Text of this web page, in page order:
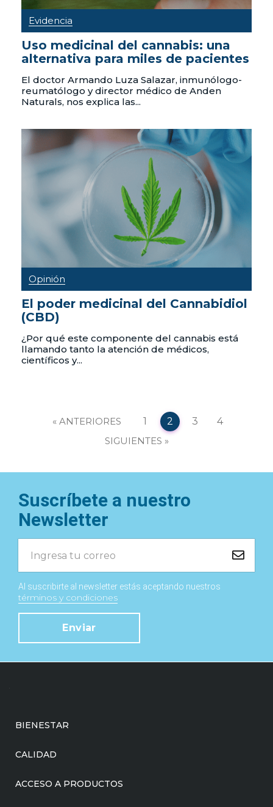
Evidencia
Uso medicinal del cannabis: una
alternativa para miles de pacientes
El doctor Armando Luza Salazar, inmunólogo-
reumatólogo y director médico de Anden
Naturals, nos explica las...
Opinión
El poder medicinal del Cannabidiol
(CBD)
¿Por qué este componente del cannabis está
llamando tanto la atención de médicos,
científicos y...
entradas
ANTERIORES 1 2 3
4
SIGUIENTES
Suscríbete a nuestro
Newsletter
Al suscribirte al newsletter estás aceptando nuestros
términos y condiciones
Enviar
BIENESTAR
CALIDAD
ACCESO A PRODUCTOS